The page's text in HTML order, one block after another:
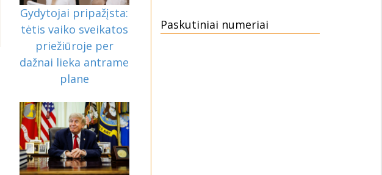
Gydytojai pripažįsta:
tėtis vaiko sveikatos
priežiūroje per
dažnai lieka antrame
plane
Paskutiniai numeriai